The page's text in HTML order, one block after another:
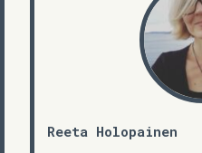
Reeta Holopainen